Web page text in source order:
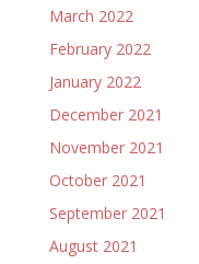
March 2022
February 2022
January 2022
December 2021
November 2021
October 2021
September 2021
August 2021